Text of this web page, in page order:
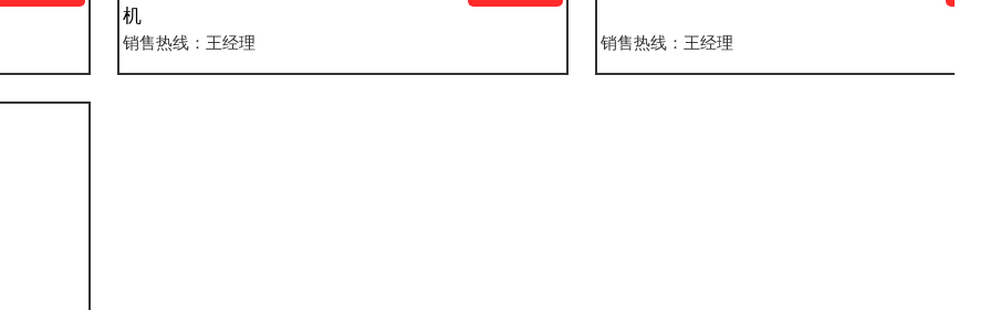
销售热线：王经理 销售热线：王经理